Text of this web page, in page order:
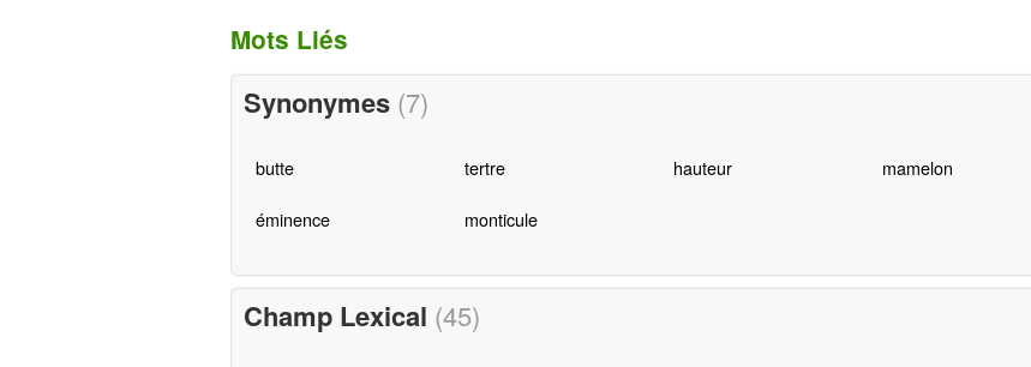
Mots Liés
Synonymes (7)
butte tertre hauteur mamelon
éminence monticule
Champ Lexical (45)